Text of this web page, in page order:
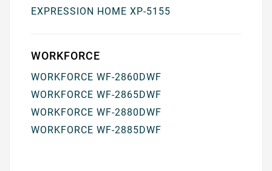
EXPRESSION HOME XP-5155
WORKFORCE
WORKFORCE WF-2860DWF
WORKFORCE WF-2865DWF
WORKFORCE WF-2880DWF
WORKFORCE WF-2885DWF